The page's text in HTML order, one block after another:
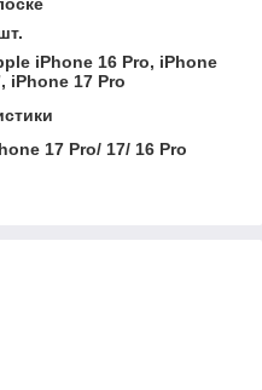
iPhone 16 Pro, iPhone
iPhone 17 Pro
17 Pro/ 17/ 16 Pro